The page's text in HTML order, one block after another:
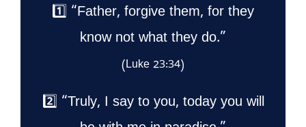
1️⃣ “Father, forgive them, for they
know not what they do.”
(Luke 23:34)
2️⃣ “Truly, I say to you, today you will